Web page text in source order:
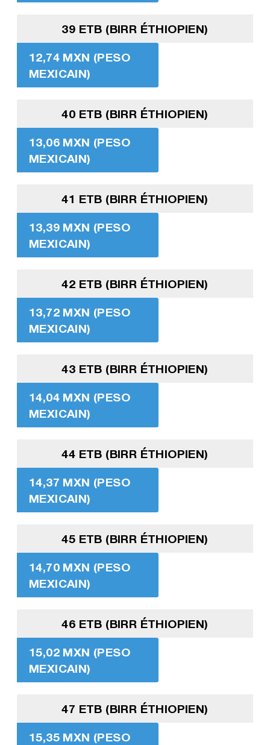
39 ETB (BIRR ÉTHIOPIEN)
12,74 MXN (PESO
MEXICAIN)
40 ETB (BIRR ÉTHIOPIEN)
13,06 MXN (PESO
MEXICAIN)
41 ETB (BIRR ÉTHIOPIEN)
13,39 MXN (PESO
MEXICAIN)
42 ETB (BIRR ÉTHIOPIEN)
13,72 MXN (PESO
MEXICAIN)
43 ETB (BIRR ÉTHIOPIEN)
14,04 MXN (PESO
MEXICAIN)
44 ETB (BIRR ÉTHIOPIEN)
14,37 MXN (PESO
MEXICAIN)
45 ETB (BIRR ÉTHIOPIEN)
14,70 MXN (PESO
MEXICAIN)
46 ETB (BIRR ÉTHIOPIEN)
15,02 MXN (PESO
MEXICAIN)
47 ETB (BIRR ÉTHIOPIEN)
15,35 MXN (PESO